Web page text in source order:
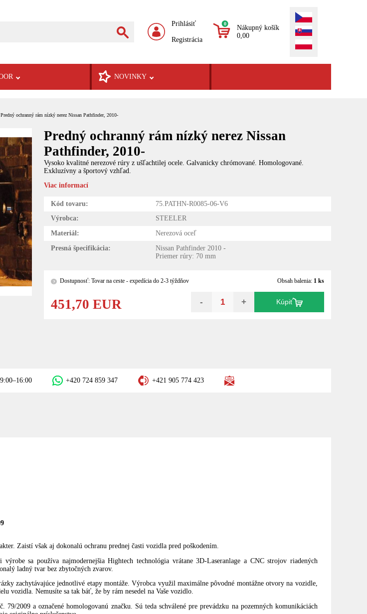
Prihlásiť
Registrácia
0
Nákupný košík
0,00
NOVINKY
Predný ochranný rám nízký nerez Nissan Pathfinder, 2010-
Predný ochranný rám nízký nerez Nissan
Pathfinder, 2010-
Vysoko kvalitné nerezové rúry z ušľachtilej ocele. Galvanicky chrómované. Homologované.
Exkluzívny a športový vzhľad.
Viac informací
Kód tovaru:
75.PATHN-R0085-06-V6
Výrobca:
STEELER
Materiál:
Nerezová oceľ
Presná špecifikácia:
Nissan Pathfinder 2010 -
Priemer rúry: 70 mm
? Dostupnosť: Tovar na ceste - expedícia do 2-3 týždňov Obsah balenia: 1 ks
451,70 EUR - + Kúpiť
+420 724 859 347 +421 905 774 423
Zaistí však aj dokonalú ochranu prednej časti vozidla pred poškodením.
výrobe sa používa najmodernejšia Hightech technológia vrátane 3D-Laseranlage a CNC strojov riadených
ladný tvar bez zbytočných zvarov.
zachytávajúce jednotlivé etapy montáže. Výrobca využil maximálne pôvodné montážne otvory na vozidle,
vozidla. Nemusíte sa tak báť, že by rám nesedel na Vaše vozidlo.
2009 a označené homologovanú značku. Sú teda schválené pre prevádzku na pozemných komunikáciách